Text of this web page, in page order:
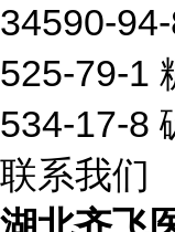
34590-
525-79-1
534-17-8
联系我们